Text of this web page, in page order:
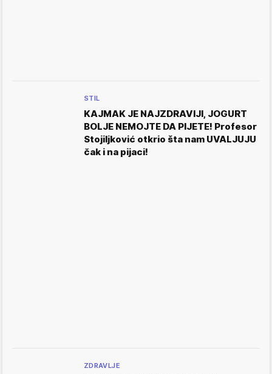
STIL
KAJMAK JE NAJZDRAVIJI, JOGURT
BOLJE NEMOJTE DA PIJETE! Profesor
Stojiljković otkrio šta nam UVALJUJU
čak i na pijaci!
ZDRAVLJE